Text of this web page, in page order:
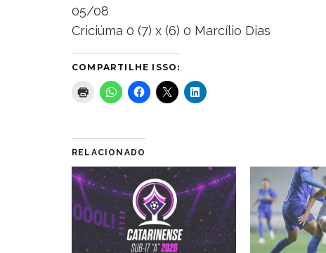
05/08
Criciúma 0 (7) x (6) 0 Marcílio Dias
COMPARTILHE ISSO:
RELACIONADO